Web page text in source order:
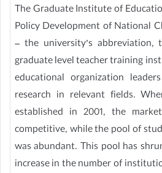
The Graduate Institute of
Policy Development of National
– the university’s
graduate level teacher training
educational organization
research in relevant fields.
established in 2001, the
competitive, while the pool of
was abundant. This pool has
increase in the number of